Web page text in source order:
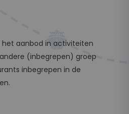
het aanbod in activiteiten
(inbegrepen) groep
inbegrepen in de